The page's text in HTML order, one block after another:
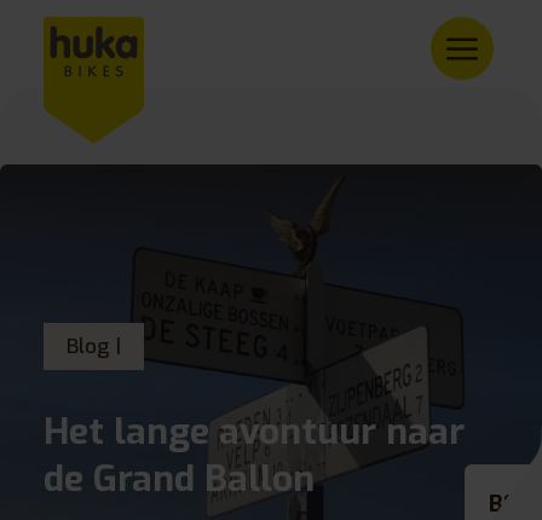
Blog |
Het lange avontuur naar
de Grand Ballon
BE